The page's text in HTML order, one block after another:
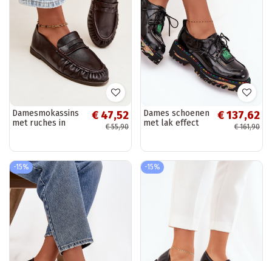
Damesmokassins
met ruches in
€ 47,52
€ 55,90
Dames schoenen
met lak effect
€ 137,62
€ 161,90
-15% -15%